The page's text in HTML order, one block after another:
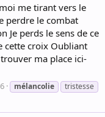
me tirant vers le
perdre le combat
Je perds le sens de ce
cette croix Oubliant
ma place ici-
mélancolie tristesse